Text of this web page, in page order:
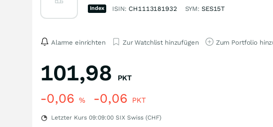
Index ISIN: CH1113181932 SYM: SES15T
Alarme einrichten Zur Watchlist hinzufügen Zum Portfolio
101,98 PKT
-0,06 % -0,06 PKT
Letzter Kurs 09:09:00 SIX Swiss (CHF)